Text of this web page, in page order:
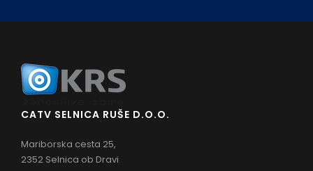
CATV SELNICA RUŠE D.O.O.
Mariborska cesta 25,
2352 Selnica ob Dravi